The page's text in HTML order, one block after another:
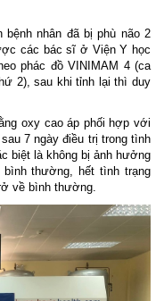
nhân đã bị phù não 2
các bác sĩ ở Viện Y học
phác đồ VINIMAM 4 (ca
2), sau khi tỉnh lại thì duy
oxy cao áp phối hợp với
7 ngày điều trị trong tình
biệt là không bị ảnh hưởng
thường, hết tình trạng
về bình thường.